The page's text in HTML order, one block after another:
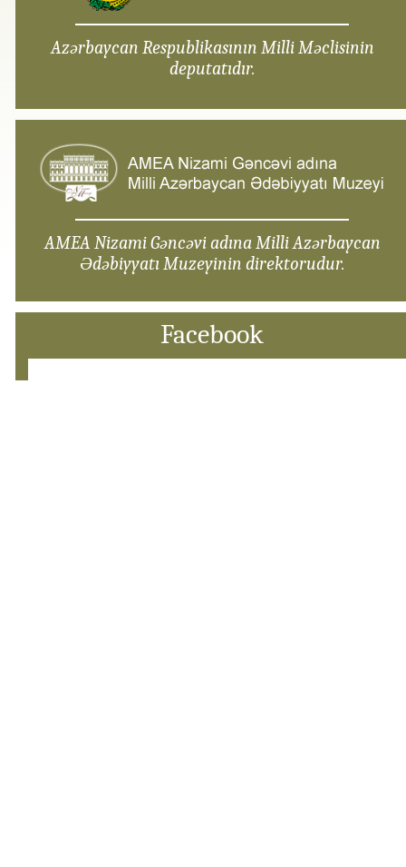
Azərbaycan Respublikasının Milli Məclisinin
deputatıdır.
AMEA Nizami Gəncəvi adına Milli Azərbaycan
Ədəbiyyatı Muzeyinin direktorudur.
Facebook